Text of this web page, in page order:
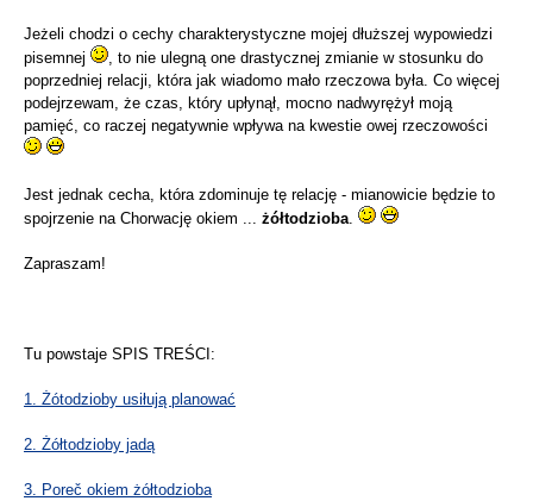
Jeżeli chodzi o cechy charakterystyczne mojej dłuższej wypowiedzi
pisemnej
, to nie ulegną one drastycznej zmianie w stosunku do
poprzedniej relacji, która jak wiadomo mało rzeczowa była. Co więcej
podejrzewam, że czas, który upłynął, mocno nadwyrężył moją
pamięć, co raczej negatywnie wpływa na kwestie owej rzeczowości
Jest jednak cecha, która zdominuje tę relację - mianowicie będzie to
spojrzenie na Chorwację okiem ... żółtodzioba.
Zapraszam!
Tu powstaje SPIS TREŚCI:
1. Żótodzioby usiłują planować
2. Żółtodzioby jadą
3. Poreč okiem żółtodzioba